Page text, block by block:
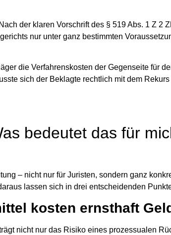
der klaren Vorschrift des § 519 Abs. 1 Z 2
nur unter ganz bestimmten
die Verfahrenskosten der Gegenseite für
sich der Beklagte rechtlich mit dem
bedeutet das für
– nicht nur für Juristen, sondern ganz
lassen sich in drei entscheidenden
kosten ernsthaft
nicht nur das Risiko eines prozessualen